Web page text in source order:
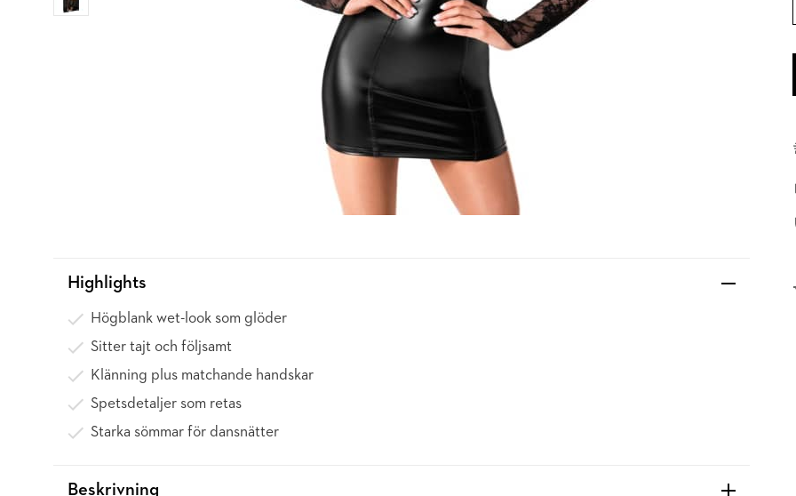
Highlights
Högblank wet-look som glöder
Sitter tajt och följsamt
Klänning plus matchande handskar
Spetsdetaljer som retas
Starka sömmar för dansnätter
Beskrivning